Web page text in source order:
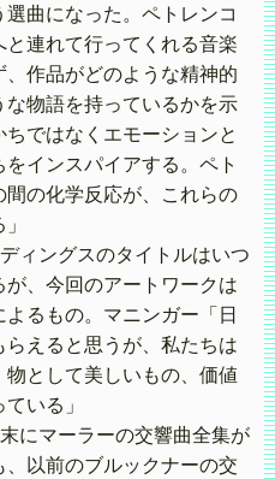
曲になった。ペトレンコ
連れて行ってくれる音楽
作品がどのような精神的
物語を持っているかを示
ではなくエモーションと
インスパイアする。ペト
の化学反応が、これらの
ィングスのタイトルはいつ
、今回のアートワークは
るもの。マニンガー「日
えると思うが、私たちは
として美しいもの、価値
いる」
にマーラーの交響曲全集が
以前のブルックナーの交